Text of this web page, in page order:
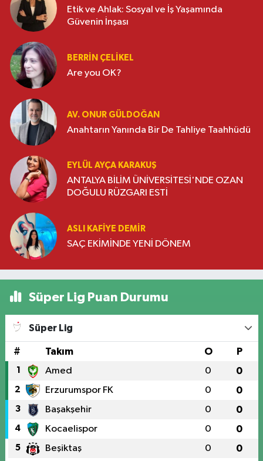
Etik ve Ahlak: Sosyal ve İş Yaşamında
Güvenin İnşası
BERRIN ÇELIKEL
Are you OK?
AV. ONUR GÜLDOĞAN
Anahtarın Yanında Bir De Tahliye Taahhüdü
EYLÜL AYÇA KARAKUŞ
ANTALYA BİLİM ÜNİVERSİTESİ'NDE OZAN
DOĞULU RÜZGARI ESTİ
ASLI KAFIYE DEMIR
SAÇ EKİMİNDE YENİ DÖNEM
Süper Lig Puan Durumu
Süper Lig
# Takım O P
1 Amed 0 0
2 Erzurumspor FK 0 0
3 Başakşehir 0 0
4 Kocaelispor 0 0
5 Beşiktaş 0 0